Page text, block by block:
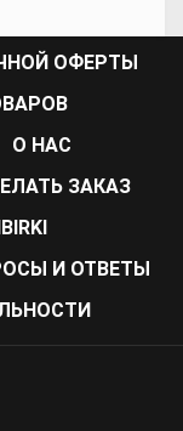
ОФЕРТЫ
О НАС
ЗАКАЗ
И ОТВЕТЫ